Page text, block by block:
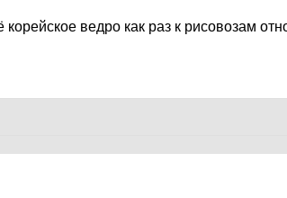
ведро как раз к рисовозам